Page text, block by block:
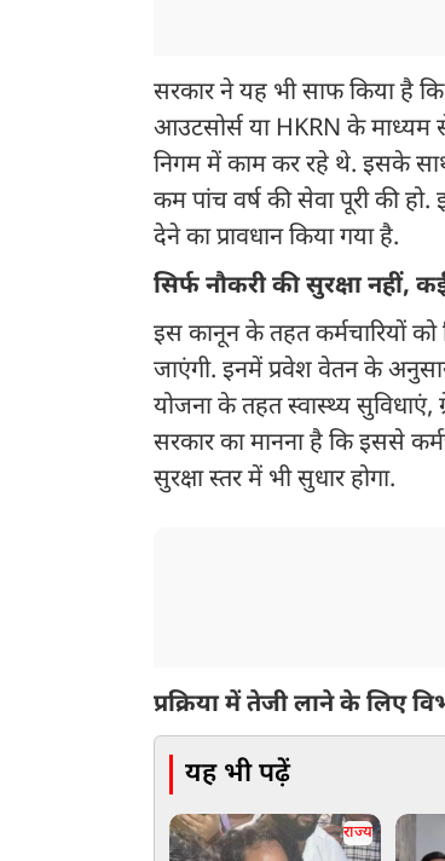
सरकार ने यह भी साफ किया है
आउटसोर्स या HKRN के माध्यम से
निगम में काम कर रहे थे. इसके साथ
कम पांच वर्ष की सेवा पूरी की हो.
देने का प्रावधान किया गया है.
सिर्फ नौकरी की सुरक्षा नहीं,
इस कानून के तहत कर्मचारियों को
जाएंगी. इनमें प्रवेश वेतन के
योजना के तहत स्वास्थ्य
सरकार का मानना है कि इससे
सुरक्षा स्तर में भी सुधार होगा.
प्रक्रिया में तेजी लाने के लिए
यह भी पढ़ें
राज्य